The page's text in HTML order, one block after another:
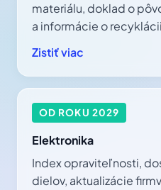
materiálu, doklad o
a informácie o recyklácii
Zistiť viac
OD ROKU 2029
Elektronika
Index opraviteľnosti,
dielov, aktualizácie